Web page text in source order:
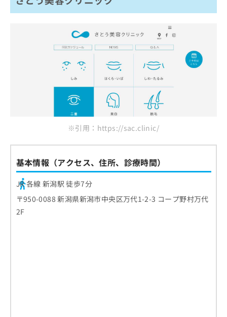
※引用：https://sac.clinic/
基本情報（アクセス、住所、診療時間）
JR 各線 新潟駅 徒歩7分
〒950-0088 新潟県新潟市中央区万代1-2-3 コープ野村万代
2F